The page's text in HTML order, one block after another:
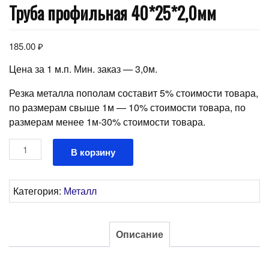
Труба профильная 40*25*2,0мм
185.00₽
Цена за 1 м.п. Мин. заказ — 3,0м.
Резка металла пополам составит 5% стоимости товара,
по размерам свыше 1м — 10% стоимости товара, по
размерам менее 1м-30% стоимости товара.
Количество
товара
профильная
40*25*2,0мм
В корзину
Категория: Металл
Описание